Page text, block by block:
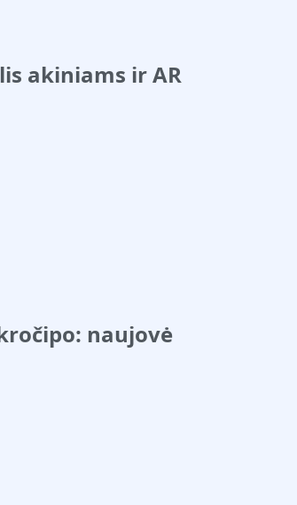
akiniams ir AR
naujovė